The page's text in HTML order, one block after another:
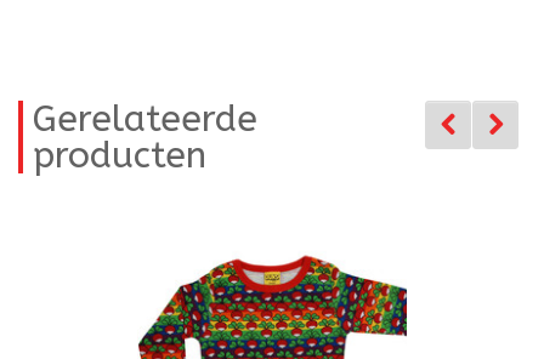
Gerelateerde
producten